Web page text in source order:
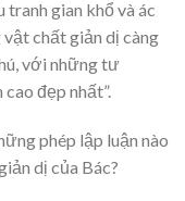
tranh gian khổ và ác
vật chất giản dị càng
với những tư
đẹp nhất”.
phép lập luận nào
dị của Bác?